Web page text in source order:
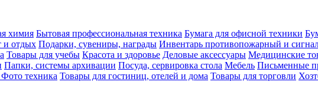
химия Бытовая профессиональная техника Бумага для офисной техники
и отдых Подарки, сувениры, награды Инвентарь противопожарный и
Товары для учебы Красота и здоровье Деловые аксессуары Медицинские
Папки, системы архивации Посуда, сервировка стола Мебель Письменные
техника Товары для гостиниц, отелей и дома Товары для торговли